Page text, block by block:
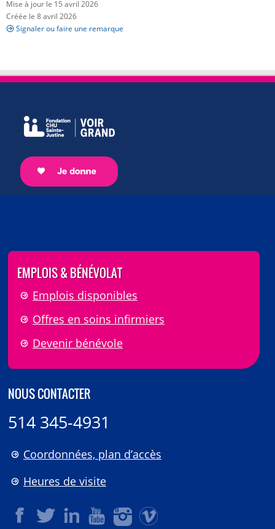
Mise à jour le 15 avril 2026
Créée le 8 avril 2026
Signaler ou faire une remarque
EMPLOIS & BÉNÉVOLAT
Emplois disponibles
Offres en soins infirmiers
Devenir bénévole
NOUS CONTACTER
514 345-4931
Coordonnées, plan d’accès
Heures de visite